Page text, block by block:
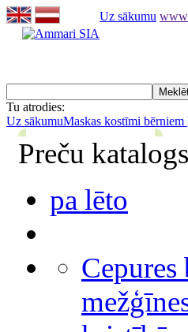
Uz sākumu
Tu atrodies:
Uz sākumuMaskas kostīmi bērniem
Preču katalogs
pa lēto
Cepures